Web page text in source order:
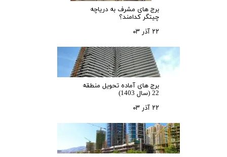
برج های مشرف به دریاچه
چیتگر کدامند؟
۲۲ آذر ۰۳
برج های آماده تحویل منطقه
22 (سال 1403)
۲۲ آذر ۰۳